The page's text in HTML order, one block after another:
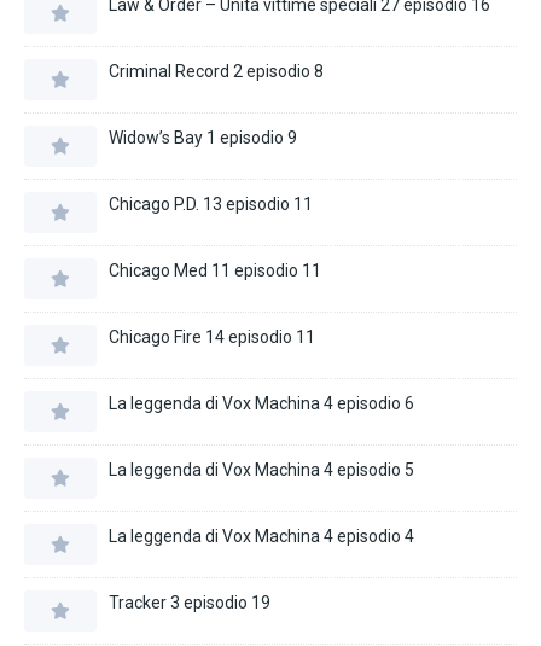
Law & Order – Unità vittime speciali 27 episodio 16
Criminal Record 2 episodio 8
Widow’s Bay 1 episodio 9
Chicago P.D. 13 episodio 11
Chicago Med 11 episodio 11
Chicago Fire 14 episodio 11
La leggenda di Vox Machina 4 episodio 6
La leggenda di Vox Machina 4 episodio 5
La leggenda di Vox Machina 4 episodio 4
Tracker 3 episodio 19